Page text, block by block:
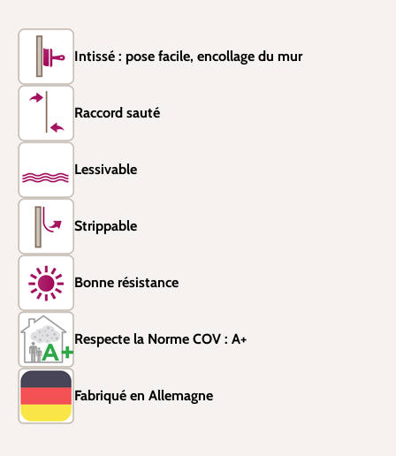
Intissé : pose facile, encollage du mur
Raccord sauté
Lessivable
Strippable
Bonne résistance
Respecte la Norme COV : A+
Fabriqué en Allemagne